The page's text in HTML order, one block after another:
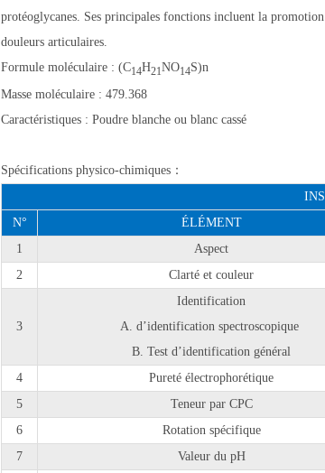
protéoglycanes. Ses principales fonctions incluent la
douleurs articulaires.
Formule moléculaire : (C14H21NO14S)n
Masse moléculaire : 479.368
Caractéristiques : Poudre blanche ou blanc cassé
Spécifications physico-chimiques：
N°
ÉLÉMENT
1
Aspect
2
Clarté et couleur
3
Identification
A. d’identification spectroscopique
B. Test d’identification général
4 Pureté électrophorétique
5
Teneur par CPC
6
Rotation spécifique
7
Valeur du pH